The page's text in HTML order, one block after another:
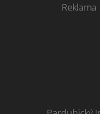
Reklama